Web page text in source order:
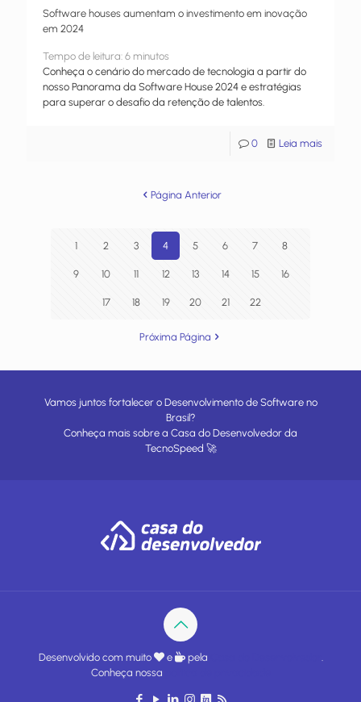
Software houses aumentam o investimento em inovação
em 2024
Tempo de leitura: 6 minutos
Conheça o cenário do mercado de tecnologia a partir do
nosso Panorama da Software House 2024 e estratégias
para superar o desafio da retenção de talentos.
0 Leia mais
Página Anterior
1 2 3 4 5 6 7 8
9 10 11 12 13 14 15 16
17 18 19 20 21 22
Próxima Página
Vamos juntos fortalecer o Desenvolvimento de Software no
Brasil?
Conheça mais sobre a Casa do Desenvolvedor da
TecnoSpeed 🚀
Desenvolvido com muito e pela
Conheça nossa